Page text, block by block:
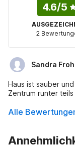
4.6/5
2
Sandra
Haus ist sauber und gepflegt,
Alle